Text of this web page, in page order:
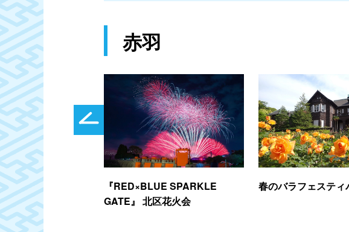
赤羽
で車窓風景も楽し
葉スポット巡り
『RED×BLUE SPARKLE
GATE』 北区花火会
春のバラフェスティ